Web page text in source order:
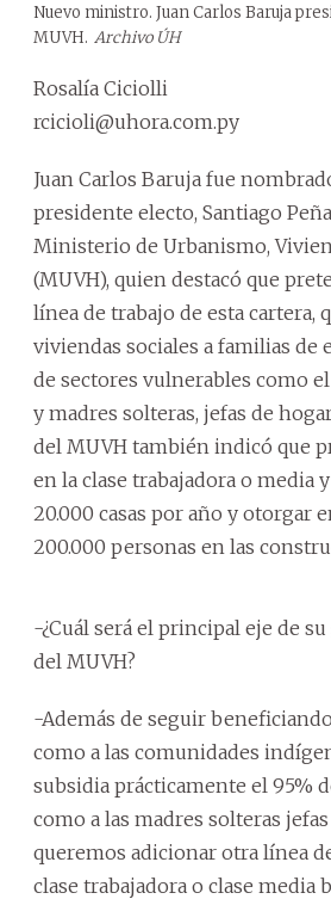
Nuevo ministro. Juan Carlos Baruja
MUVH. Archivo ÚH
Rosalía Ciciolli
rcicioli@uhora.com.py
Juan Carlos Baruja fue
presidente electo, Santiago
Ministerio de Urbanismo,
(MUVH), quien destacó que
línea de trabajo de esta cartera,
viviendas sociales a familias de
de sectores vulnerables como
y madres solteras, jefas de
del MUVH también indicó que
en la clase trabajadora o media
20.000 casas por año y otorgar
200.000 personas en las
-¿Cuál será el principal eje de
del MUVH?
-Además de seguir beneficiando
como a las comunidades
subsidia prácticamente el 95%
como a las madres solteras
queremos adicionar otra línea
clase trabajadora o clase media